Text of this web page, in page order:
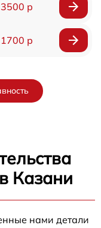
3500 р
1700 р
Казани
нами детали